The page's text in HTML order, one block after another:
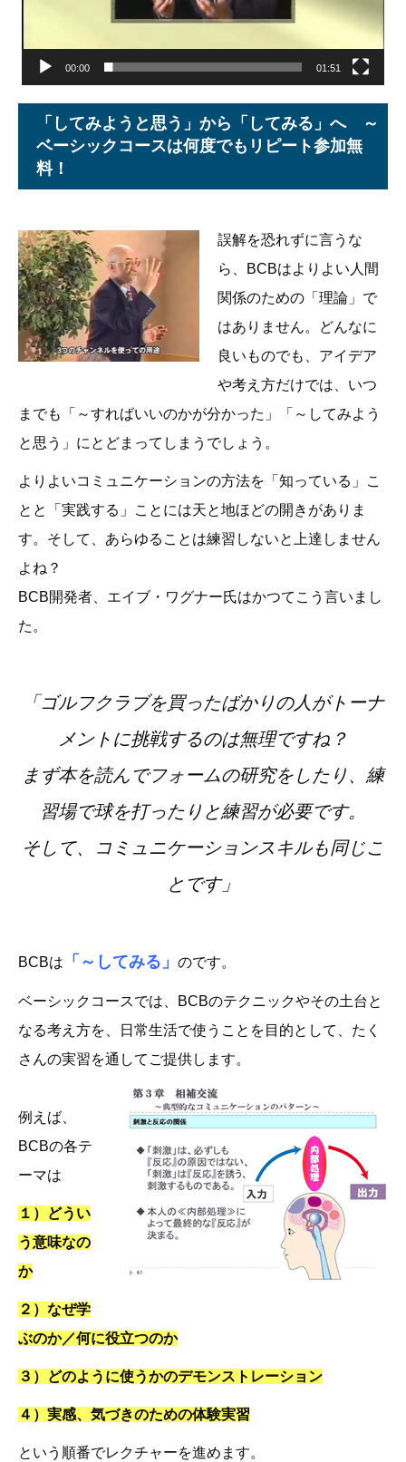
00:00 01:51
「してみようと思う」から「してみる」へ ～
ベーシックコースは何度でもリピート参加無
料！
誤解を恐れずに言うな
ら、BCBはよりよい人間
関係のための「理論」で
はありません。どんなに
良いものでも、アイデア
や考え方だけでは、いつ
までも「～すればいいのかが分かった」「～してみよう
と思う」にとどまってしまうでしょう。
よりよいコミュニケーションの方法を「知っている」こ
とと「実践する」ことには天と地ほどの開きがありま
す。そして、あらゆることは練習しないと上達しません
よね？
BCB開発者、エイブ・ワグナー氏はかつてこう言いまし
た。
「ゴルフクラブを買ったばかりの人がトーナ
メントに挑戦するのは無理ですね？
まず本を読んでフォームの研究をしたり、練
習場で球を打ったりと練習が必要です。
そして、コミュニケーションスキルも同じこ
とです」
BCBは 「～してみる」 のです。
ベーシックコースでは、BCBのテクニックやその土台と
なる考え方を、日常生活で使うことを目的として、たく
さんの実習を通してご提供します。
例えば、
BCBの各テ
ーマは
１）どうい
う意味なの
か
２）なぜ学
ぶのか／何に役立つのか
３）どのように使うかのデモンストレーション
４）実感、気づきのための体験実習
という順番でレクチャーを進めます。